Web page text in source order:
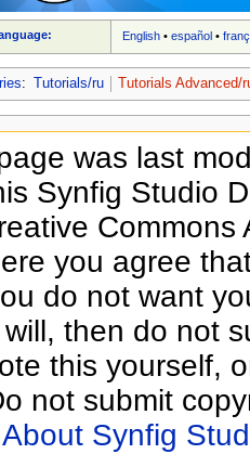
English •español •
: Tutorials/ru Tutorials Advanced/
was last
Synfig Studio
you agree
do not want
then do not
this yourself,
not submit
About Synfig